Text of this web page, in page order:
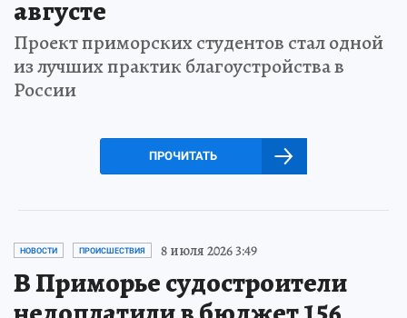
августе
Проект приморских студентов стал одной
из лучших практик благоустройства в
России
ПРОЧИТАТЬ
НОВОСТИ ПРОИСШЕСТВИЯ 8 июля 2026 3:49
В Приморье судостроители